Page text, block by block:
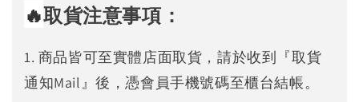
🔥取貨注意事項：
1. 商品皆可至實體店面取貨，請於收到『取貨
通知Mail』後，憑會員手機號碼至櫃台結帳。